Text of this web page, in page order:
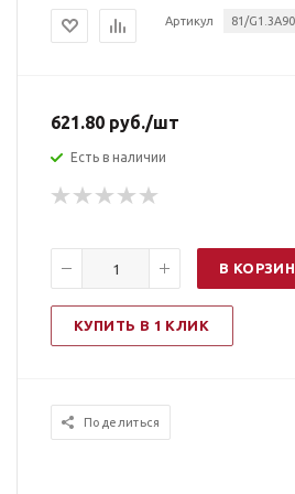
Артикул 81/
621.80 руб./шт
Есть в наличии
В
КУПИТЬ В 1 КЛИК
Поделиться